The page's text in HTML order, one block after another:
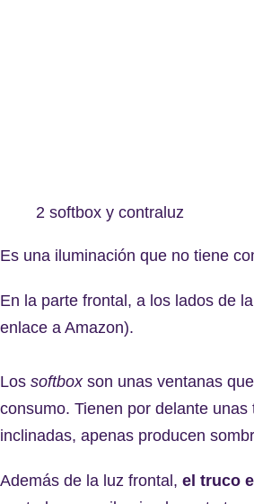
2 softbox y contraluz
Es una iluminación que no tiene
En la parte frontal, a los lados de
enlace a Amazon).
Los softboxson unas ventanas
consumo. Tienen por delante
inclinadas, apenas producen
Además de la luz frontal, el truco